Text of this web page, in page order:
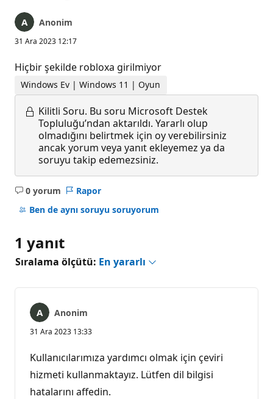
Anonim
31 Ara 2023 12:17
Hiçbir şekilde robloxa girilmiyor
Windows Ev | Windows 11 | Oyun
Kilitli Soru. Bu soru Microsoft Destek
Topluluğu’ndan aktarıldı. Yararlı olup
olmadığını belirtmek için oy verebilirsiniz
ancak yorum veya yanıt ekleyemez ya da
soruyu takip edemezsiniz.
0 yorum
Açıklama
yok
Rapor
Ben de aynı soruyu soruyorum
1 yanıt
Sıralama ölçütü: En yararlı
Anonim
31 Ara 2023 13:33
Kullanıcılarımıza yardımcı olmak için çeviri
hizmeti kullanmaktayız. Lütfen dil bilgisi
hatalarını affedin.